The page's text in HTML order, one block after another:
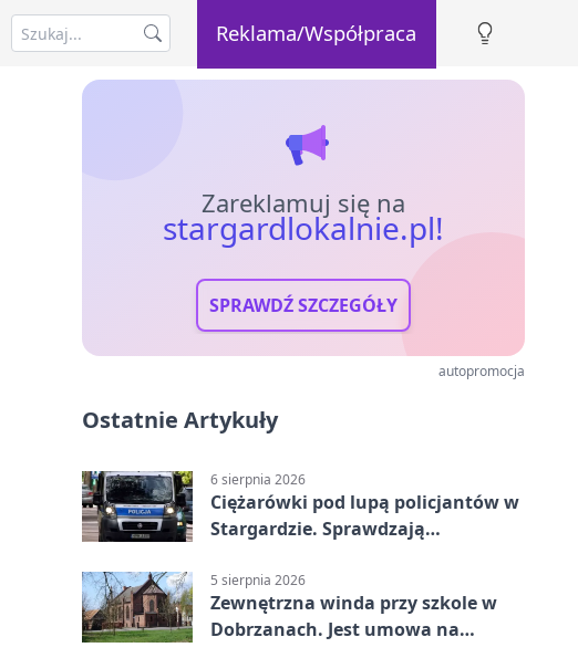
Reklama/Współpraca
Zareklamuj się na
stargardlokalnie.pl!
SPRAWDŹ SZCZEGÓŁY
autopromocja
Ostatnie Artykuły
6 sierpnia 2026
Ciężarówki pod lupą policjantów w
Stargardzie. Sprawdzają
5 sierpnia 2026
Zewnętrzna winda przy szkole w
Dobrzanach. Jest umowa na